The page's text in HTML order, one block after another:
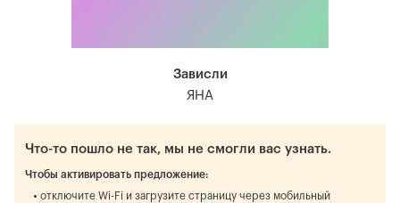
Зависли
ЯНА
Что-то пошло не так, мы не смогли вас узнать.
Чтобы активировать предложение:
отключите Wi-Fi и загрузите страницу через мобильный